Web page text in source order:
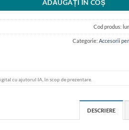
ADĂUGAȚI ÎN COȘ
Cod produs:
Categorie: Accesorii
cu ajutorul IA, în scop de prezentare.
DESCRIERE